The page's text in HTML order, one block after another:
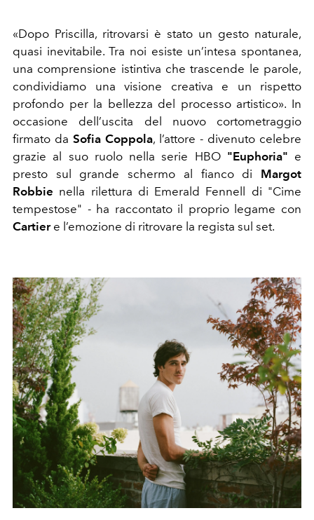
«Dopo Priscilla, ritrovarsi è stato un gesto naturale,
quasi inevitabile. Tra noi esiste un’intesa spontanea,
una comprensione istintiva che trascende le parole,
condividiamo una visione creativa e un rispetto
profondo per la bellezza del processo artistico». In
occasione dell’uscita del nuovo cortometraggio
firmato da Sofia Coppola, l’attore - divenuto celebre
grazie al suo ruolo nella serie HBO"Euphoria" e
presto sul grande schermo al fianco di Margot
Robbie nella rilettura di Emerald Fennell di "Cime
tempestose" - ha raccontato il proprio legame con
Cartiere l’emozione di ritrovare la regista sul set.